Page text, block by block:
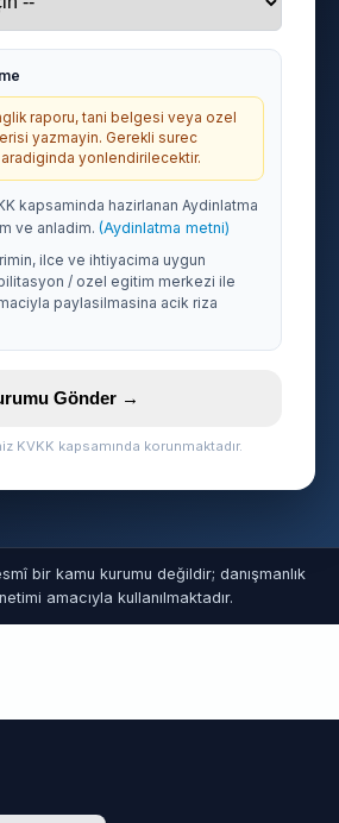
raporu, tani belgesi veya ozel
yazmayin. Gerekli surec
yonlendirilecektir.
kapsaminda hazirlanan Aydinlatma
ve anladim. (Aydinlatma metni)
ilce ve ihtiyacima uygun
/ ozel egitim merkezi ile
paylasilmasina acik riza
Gönder →
KVKK kapsamında korunmaktadır.
bir kamu kurumu değildir; danışmanlık
amacıyla kullanılmaktadır.